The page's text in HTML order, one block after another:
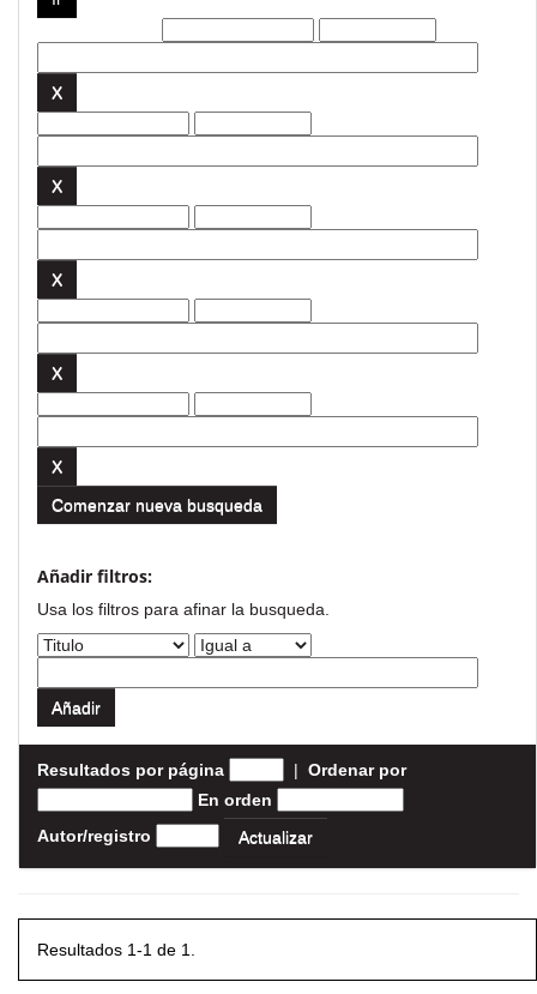
Comenzar nueva busqueda
Añadir filtros:
Usa los filtros para afinar la busqueda.
Resultados por página | Ordenar por
En orden
Autor/registro
Resultados 1-1 de 1.